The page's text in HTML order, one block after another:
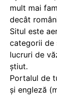
mult mai
decât
Situl este
categorii de
lucruri de
știut.
Portalul de
și engleză